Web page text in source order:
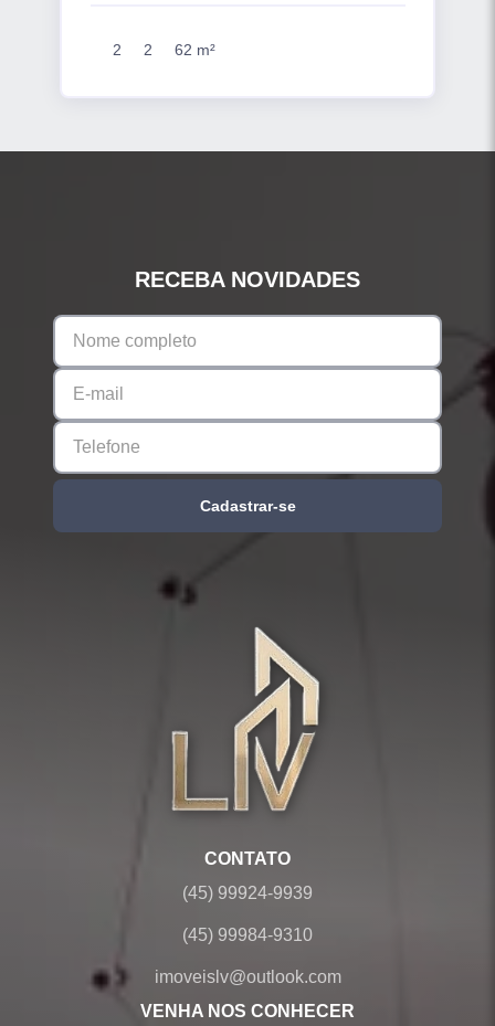
2 2 62 m²
RECEBA NOVIDADES
Cadastrar-se
CONTATO
(45) 99924-9939
(45) 99984-9310
imoveislv@outlook.com
VENHA NOS CONHECER